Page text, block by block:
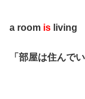
a room is living
「部屋は住んで